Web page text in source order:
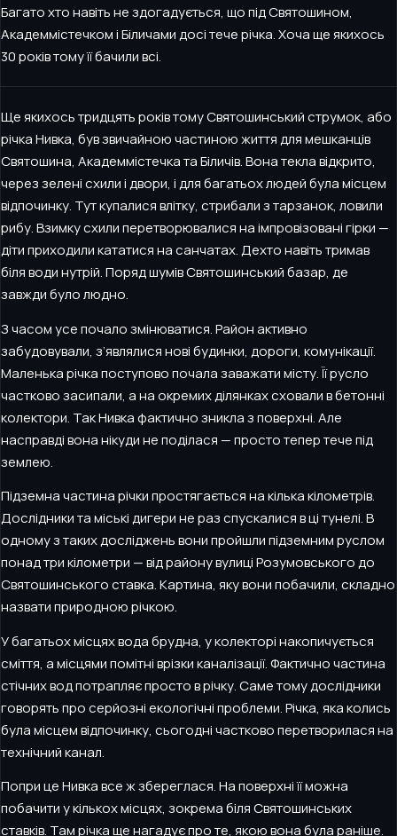
Багато хто навіть не здогадується, що під Святошином,
Академмістечком і Біличами досі тече річка. Хоча ще якихось
30 років тому її бачили всі.
Ще якихось тридцять років тому Святошинський струмок, або
річка Нивка, був звичайною частиною життя для мешканців
Святошина, Академмістечка та Біличів. Вона текла відкрито,
через зелені схили і двори, і для багатьох людей була місцем
відпочинку. Тут купалися влітку, стрибали з тарзанок, ловили
рибу. Взимку схили перетворювалися на імпровізовані гірки —
діти приходили кататися на санчатах. Дехто навіть тримав
біля води нутрій. Поряд шумів Святошинський базар, де
завжди було людно.
З часом усе почало змінюватися. Район активно
забудовували, з’являлися нові будинки, дороги, комунікації.
Маленька річка поступово почала заважати місту. Її русло
частково засипали, а на окремих ділянках сховали в бетонні
колектори. Так Нивка фактично зникла з поверхні. Але
насправді вона нікуди не поділася — просто тепер тече під
землею.
Підземна частина річки простягається на кілька кілометрів.
Дослідники та міські дигери не раз спускалися в ці тунелі. В
одному з таких досліджень вони пройшли підземним руслом
понад три кілометри — від району вулиці Розумовського до
Святошинського ставка. Картина, яку вони побачили, складно
назвати природною річкою.
У багатьох місцях вода брудна, у колекторі накопичується
сміття, а місцями помітні врізки каналізації. Фактично частина
стічних вод потрапляє просто в річку. Саме тому дослідники
говорять про серйозні екологічні проблеми. Річка, яка колись
була місцем відпочинку, сьогодні частково перетворилася на
технічний канал.
Попри це Нивка все ж збереглася. На поверхні її можна
побачити у кількох місцях, зокрема біля Святошинських
ставків. Там річка ще нагадує про те, якою вона була раніше.